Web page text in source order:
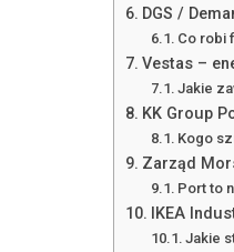
DGS /
Co robi
Vestas –
Jakie
KK Group
Kogo
Zarząd
Port to
IKEA
Jakie